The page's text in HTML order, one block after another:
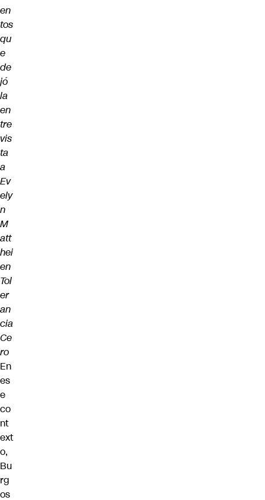
en
tos
qu
e
de
jó
la
en
tre
vis
ta
a
Ev
ely
n
M
att
hei
en
Tol
er
an
cia
Ce
ro
En
es
e
co
nt
ext
o,
Bu
rg
os